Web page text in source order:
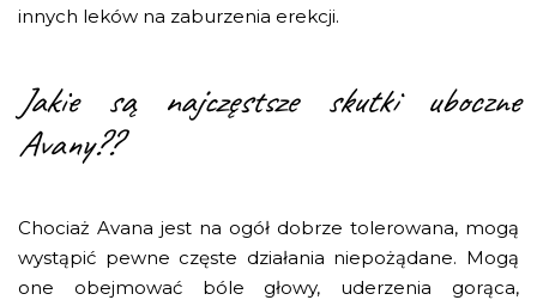
innych leków na zaburzenia erekcji.
Jakie są najczęstsze skutki uboczne
Avany??
Chociaż Avana jest na ogół dobrze tolerowana, mogą
wystąpić pewne częste działania niepożądane. Mogą
one obejmować bóle głowy, uderzenia gorąca,